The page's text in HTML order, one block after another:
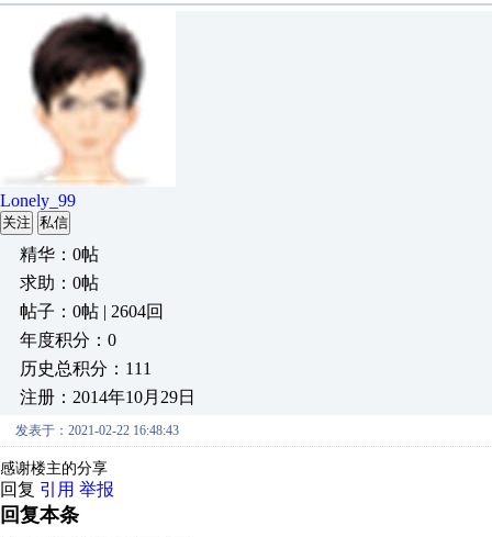
Lonely_99
关注 私信
精华：0帖
求助：0帖
帖子：0帖 | 2604回
年度积分：0
历史总积分：111
注册：2014年10月29日
发表于：2021-02-22 16:48:43
感谢楼主的分享
回复 引用 举报
回复本条